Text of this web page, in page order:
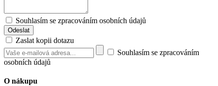
Souhlasím se zpracováním osobních údajů
Zaslat kopii dotazu
Souhlasím se zpracováním
osobních údajů
O nákupu